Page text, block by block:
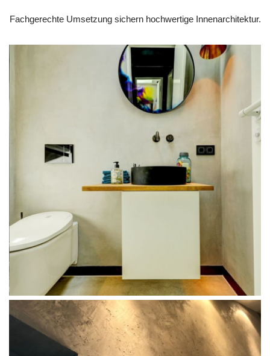
Fachgerechte Umsetzung sichern hochwertige Innenarchitektur.